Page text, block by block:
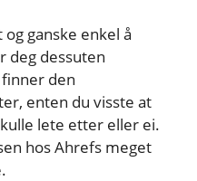
ganske enkel å
deg dessuten
den
enten du visste at
lete etter eller ei.
hos Ahrefs meget